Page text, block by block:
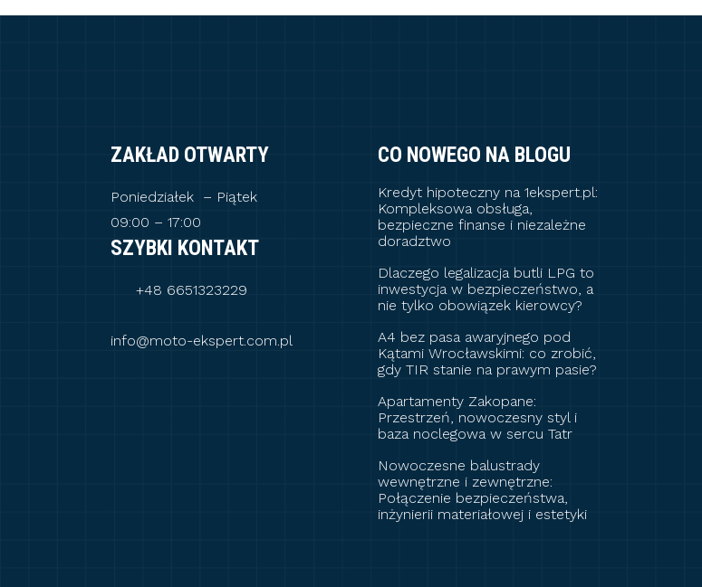
ZAKŁAD OTWARTY
Poniedziałek – Piątek
09:00 – 17:00
SZYBKI KONTAKT
+48 6651323229
info@moto-ekspert.com.pl
CO NOWEGO NA BLOGU
Kredyt hipoteczny na 1ekspert.pl:
Kompleksowa obsługa,
bezpieczne finanse i niezależne
doradztwo
Dlaczego legalizacja butli LPG to
inwestycja w bezpieczeństwo, a
nie tylko obowiązek kierowcy?
A4 bez pasa awaryjnego pod
Kątami Wrocławskimi: co zrobić,
gdy TIR stanie na prawym pasie?
Apartamenty Zakopane:
Przestrzeń, nowoczesny styl i
baza noclegowa w sercu Tatr
Nowoczesne balustrady
wewnętrzne i zewnętrzne:
Połączenie bezpieczeństwa,
inżynierii materiałowej i estetyki